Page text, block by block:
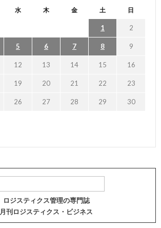
水 木 金 土 日
1 2
5 6 7 8 9
12 13 14 15 16
19 20 21 22 23
26 27 28 29 30
ロジスティクス管理の専門誌
月刊ロジスティクス・ビジネス